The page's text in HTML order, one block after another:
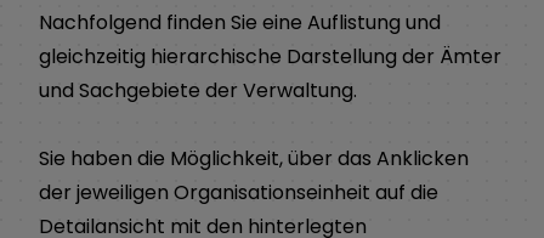
Nachfolgend finden Sie eine Auflistung und
gleichzeitig hierarchische Darstellung der Ämter
und Sachgebiete der Verwaltung.
Sie haben die Möglichkeit, über das Anklicken
der jeweiligen Organisationseinheit auf die
Detailansicht mit den hinterlegten